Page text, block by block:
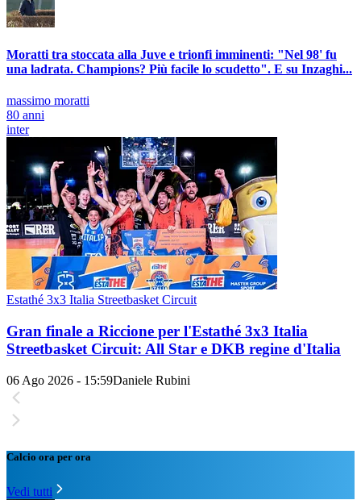
Moratti tra stoccata alla Juve e trionfi imminenti: "Nel 98' fu
una ladrata. Champions? Più facile lo scudetto". E su Inzaghi...
massimo moratti
80 anni
inter
Estathé 3x3 Italia Streetbasket Circuit
Gran finale a Riccione per l'Estathé 3x3 Italia
Streetbasket Circuit: All Star e DKB regine d'Italia
06 Ago 2026 - 15:59Daniele Rubini
Calcio ora per ora
Vedi tutti